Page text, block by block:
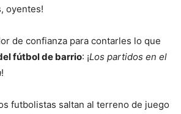
oyentes!
de confianza para contarles lo que
fútbol de barrio: ¡Los partidos en el
!
futbolistas saltan al terreno de juego